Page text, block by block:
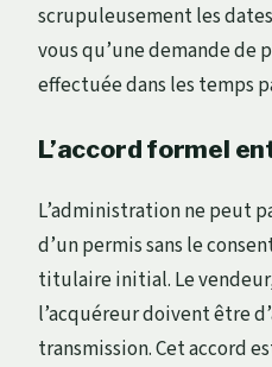
scrupuleusement les
vous qu’une demande de
effectuée dans les temps
L’accord formel
L’administration ne peut
d’un permis sans le
titulaire initial. Le
l’acquéreur doivent être
transmission. Cet accord